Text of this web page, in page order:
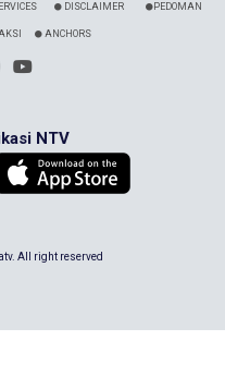
DISCLAIMER PEDOMAN
ANCHORS
NTV
All right reserved